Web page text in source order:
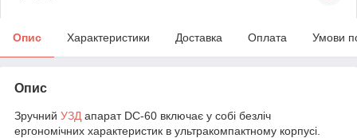
Опис Характеристики Доставка Оплата Умови
Опис
Зручний УЗД апарат DC-60 включає у собі безліч
ергономічних характеристик в ультракомпактному корпусі.